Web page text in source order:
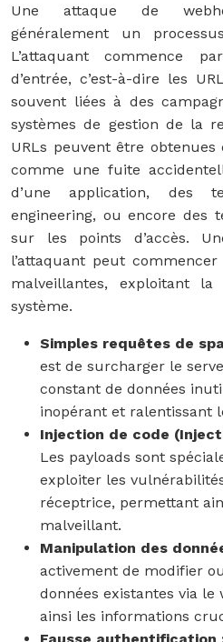
Une attaque de
généralement un
L’attaquant commence
d’entrée, c’est-à-dire les
souvent liées à des
systèmes de gestion de la
URLs peuvent être
comme une fuite
d’une application, des
engineering, ou encore des
sur les points d’accès.
l’attaquant peut
malveillantes, exploitant
système.
Simples requêtes de
est de surcharger le
constant de données
inopérant et ralentissant
Injection de code
Les payloads sont
exploiter les
réceptrice, permettant
malveillant.
Manipulation des
activement de modifier
données existantes via
ainsi les informations